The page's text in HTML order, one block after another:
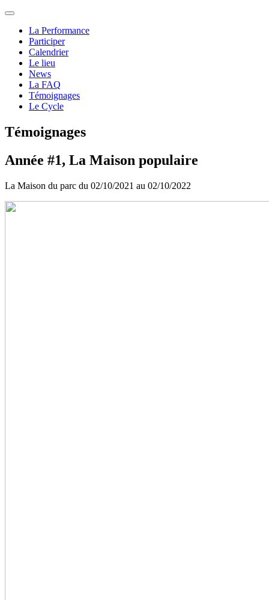
La Performance
Participer
Calendrier
Le lieu
News
La FAQ
Témoignages
Le Cycle
Témoignages
Année #1, La Maison populaire
La Maison du parc du 02/10/2021 au 02/10/2022